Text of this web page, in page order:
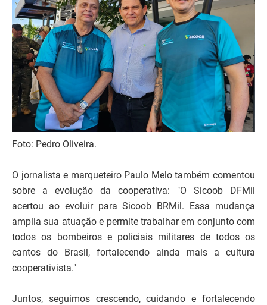
Foto: Pedro Oliveira.
O jornalista e marqueteiro Paulo Melo também comentou
sobre a evolução da cooperativa: "O Sicoob DFMil
acertou ao evoluir para Sicoob BRMil. Essa mudança
amplia sua atuação e permite trabalhar em conjunto com
todos os bombeiros e policiais militares de todos os
cantos do Brasil, fortalecendo ainda mais a cultura
cooperativista."
Juntos, seguimos crescendo, cuidando e fortalecendo